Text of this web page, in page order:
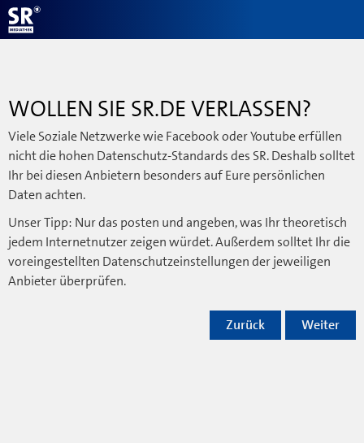
WOLLEN SIE SR.DE VERLASSEN?
Viele Soziale Netzwerke wie Facebook oder Youtube erfüllen
nicht die hohen Datenschutz-Standards des SR. Deshalb solltet
Ihr bei diesen Anbietern besonders auf Eure persönlichen
Daten achten.
Unser Tipp: Nur das posten und angeben, was Ihr theoretisch
jedem Internetnutzer zeigen würdet. Außerdem solltet Ihr die
voreingestellten Datenschutzeinstellungen der jeweiligen
Anbieter überprüfen.
Weiter
Zurück